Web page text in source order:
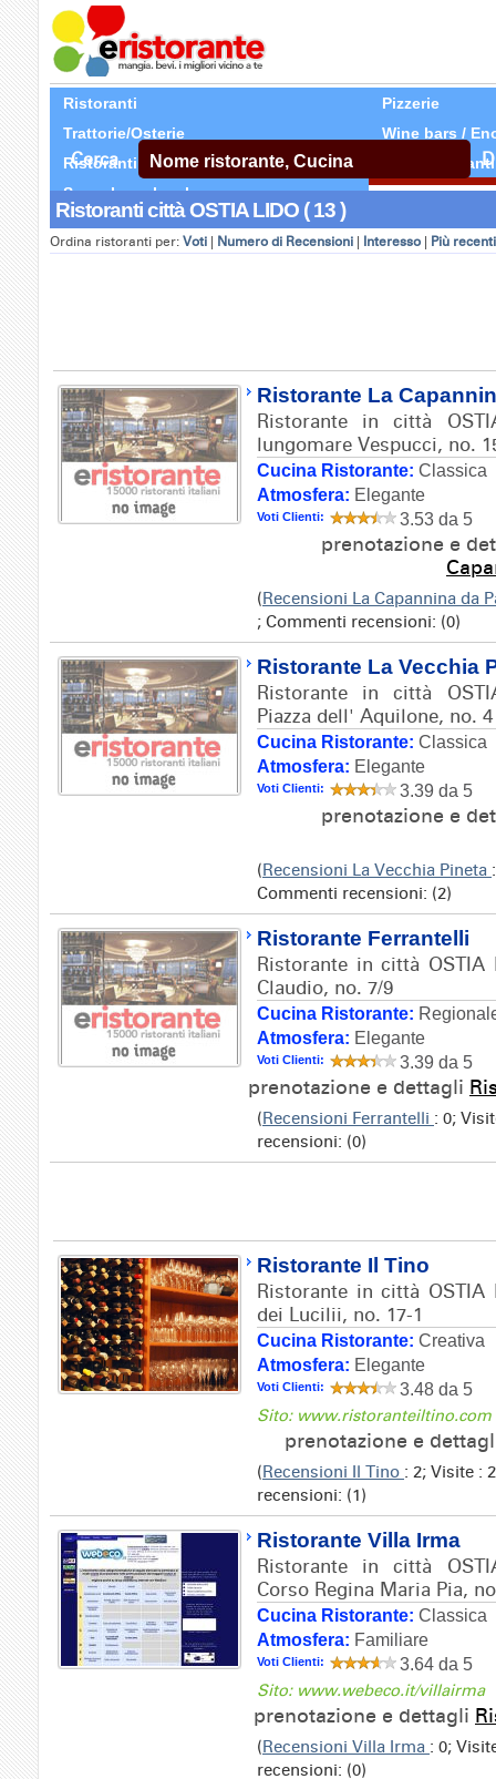
Ristoranti
Pizzerie
Trattorie/Osterie
Wine bars /
Ristoranti Etnici
Tutti Ristoranti
Segnala un locale
Cerca
Ristoranti città OSTIA LIDO ( 13 )
Ordina ristoranti per: Voti Numero di Recensioni Interesso Più recenti
Ristorante La
Ristorante in città
lungomare Vespucci, no.
Cucina Ristorante: Classica
Atmosfera: Elegante
Voti Clienti: 3.53 da 5
prenotazione e
(Recensioni La Capannina da
; Commenti recensioni: (0)
Ristorante La Vecchia
Ristorante in città
Piazza dell' Aquilone, no. 4
Cucina Ristorante: Classica
Atmosfera: Elegante
Voti Clienti: 3.39 da 5
prenotazione e
(Recensioni La Vecchia Pineta
Commenti recensioni: (2)
Ristorante Ferrantelli
Ristorante in città OSTIA
Claudio, no. 7/9
Cucina Ristorante:
Atmosfera: Elegante
Voti Clienti: 3.39 da 5
prenotazione e dettagli
(Recensioni Ferrantelli : 0;
recensioni: (0)
Ristorante Il Tino
Ristorante in città OSTIA
dei Lucilii, no. 17-1
Cucina Ristorante: Creativa
Atmosfera: Elegante
Voti Clienti: 3.48 da 5
Sito: www.ristoranteiltino.com
prenotazione e
(Recensioni Il Tino : 2; Visite :
recensioni: (1)
Ristorante Villa Irma
Ristorante in città
Corso Regina Maria Pia,
Cucina Ristorante: Classica
Atmosfera: Familiare
Voti Clienti: 3.64 da 5
Sito: www.webeco.it/villairma
prenotazione e dettagli
(Recensioni Villa Irma : 0;
recensioni: (0)